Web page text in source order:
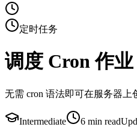
定时任务
调度 Cron 作业
无需 cron 语法即可在服务器上
Intermediate 6 min read